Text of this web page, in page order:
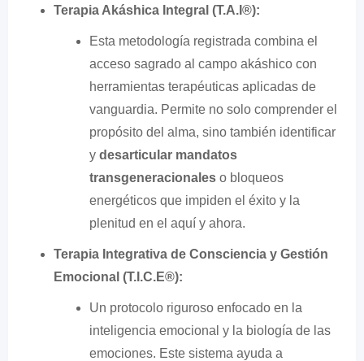
Terapia Akáshica Integral (T.A.I®️):
Esta metodología registrada combina el
acceso sagrado al campo akáshico con
herramientas terapéuticas aplicadas de
vanguardia. Permite no solo comprender el
propósito del alma, sino también identificar
y desarticular mandatos
transgeneracionales o bloqueos
energéticos que impiden el éxito y la
plenitud en el aquí y ahora.
Terapia Integrativa de Consciencia y Gestión
Emocional (T.I.C.E®️):
Un protocolo riguroso enfocado en la
inteligencia emocional y la biología de las
emociones. Este sistema ayuda a